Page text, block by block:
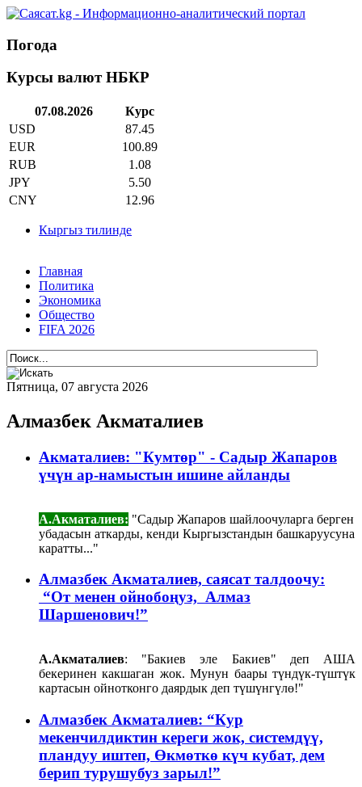
Погода
Курсы валют НБКР
07.08.2026
Курс
USD
87.45
EUR
100.89
RUB
1.08
JPY
5.50
CNY
12.96
Кыргыз тилинде
Главная
Политика
Экономика
Общество
FIFA 2026
Пятница, 07 августа 2026
Алмазбек Акматалиев
Акматалиев: "Кумтөр" - Садыр Жапаров
үчүн ар-намыстын ишине айланды
А.Акматалиев: "Садыр Жапаров шайлоочуларга берген
убадасын аткарды, кенди Кыргызстандын башкаруусуна
каратты..."
Алмазбек Акматалиев, саясат талдоочу:​​​​​​​
“От менен ойнобоңуз, Алмаз
Шаршенович!”
А.Акматалиев: "Бакиев эле Бакиев" деп АША
бекеринен какшаган жок. Мунун баары түндүк-түштүк
картасын ойнотконго даярдык деп түшүнгүлө!"
Алмазбек Акматалиев: “Кур
мекенчилдиктин кереги жок, системдүү,
пландуу иштеп, Өкмөткө күч кубат, дем
берип турушубуз зарыл!”